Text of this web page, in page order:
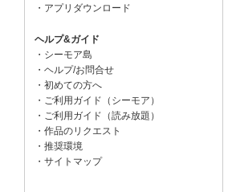
アプリダウンロード
ヘルプ&ガイド
シーモア島
ヘルプ/お問合せ
初めての方へ
ご利用ガイド（シーモア）
ご利用ガイド（読み放題）
作品のリクエスト
推奨環境
サイトマップ